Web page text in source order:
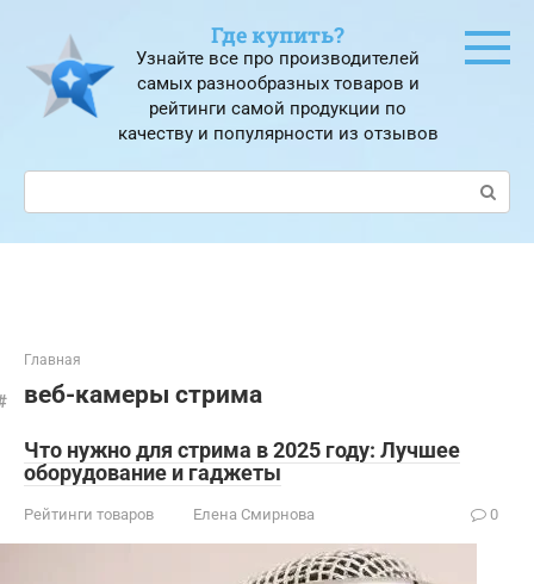
контенту
Где купить?
Узнайте все про производителей
самых разнообразных товаров и
рейтинги самой продукции по
качеству и популярности из отзывов
Поиск:
Главная
веб-камеры стрима
Что нужно для стрима в 2025 году: Лучшее
оборудование и гаджеты
Рейтинги товаров Елена Смирнова 0